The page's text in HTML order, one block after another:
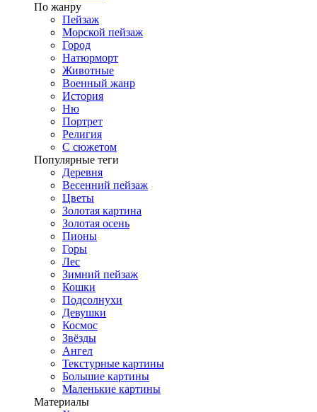
По жанру
Пейзаж
Морской пейзаж
Город
Натюрморт
Животные
Военный жанр
История
Ню
Портрет
Религия
С сюжетом
Популярные теги
Деревня
Весенний пейзаж
Цветы
Золотая картина
Золотая осень
Пионы
Горы
Лес
Зимний пейзаж
Кошки
Подсолнухи
Девушки
Космос
Звёзды
Ангел
Текстурные картины
Большие картины
Маленькие картины
Материалы